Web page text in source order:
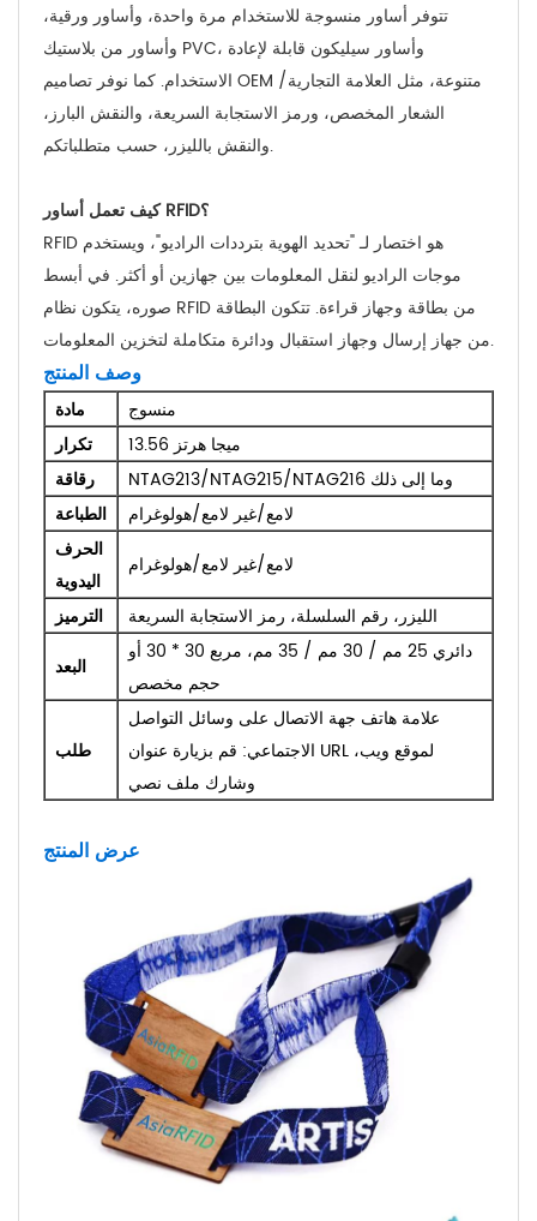
تتوفر أساور منسوجة للاستخدام مرة واحدة، وأساور ورقية،
وأساور من بلاستيك PVC، وأساور سيليكون قابلة لإعادة
الاستخدام. كما نوفر تصاميم OEM متنوعة، مثل العلامة التجارية/
الشعار المخصص، ورمز الاستجابة السريعة، والنقش البارز،
والنقش بالليزر، حسب متطلباتكم.
كيف تعمل أساور RFID؟
RFID هو اختصار لـ "تحديد الهوية بترددات الراديو"، ويستخدم
موجات الراديو لنقل المعلومات بين جهازين أو أكثر. في أبسط
صوره، يتكون نظام RFID من بطاقة وجهاز قراءة. تتكون البطاقة
من جهاز إرسال وجهاز استقبال ودائرة متكاملة لتخزين المعلومات.
وصف المنتج
مادة
منسوج
تكرار
13.56 ميجا هرتز
رقاقة
NTAG213/NTAG215/NTAG216 وما إلى ذلك
الطباعة
لامع/غير لامع/هولوغرام
الحرف
اليدوية
لامع/غير لامع/هولوغرام
الترميز
الليزر، رقم السلسلة، رمز الاستجابة السريعة
البعد
دائري 25 مم / 30 مم / 35 مم، مربع 30 * 30 أو
حجم مخصص
طلب
علامة هاتف جهة الاتصال على وسائل التواصل
الاجتماعي: قم بزيارة عنوان URL لموقع ويب،
وشارك ملف نصي
عرض المنتج